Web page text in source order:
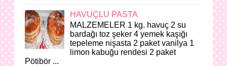
HAVUÇLU PASTA
MALZEMELER 1 kg. havuç 2 su
bardağı toz şeker 4 yemek kaşığı
tepeleme nişasta 2 paket vanilya 1
limon kabuğu rendesi 2 paket
Pötibör ...